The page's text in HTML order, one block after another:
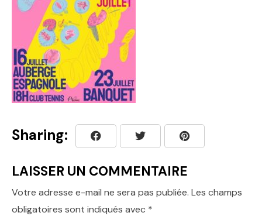
Sharing:
LAISSER UN COMMENTAIRE
Votre adresse e-mail ne sera pas publiée. Les champs
obligatoires sont indiqués avec *